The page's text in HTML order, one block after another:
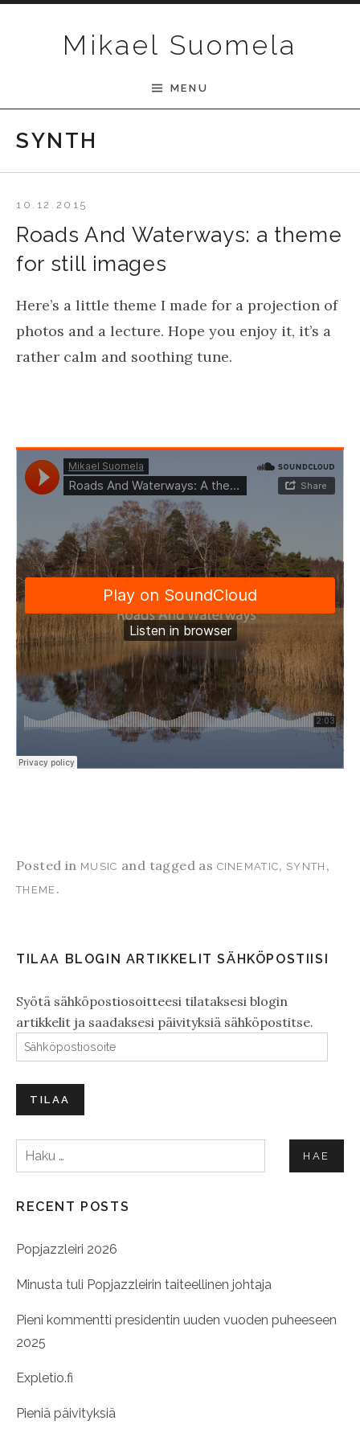
Mikael Suomela
MENU
SYNTH
Roads And Waterways: a theme
for still images
10.12.2015
Here’s a little theme I made for a projection of
photos and a lecture. Hope you enjoy it, it’s a
rather calm and soothing tune.
Posted in MUSIC and tagged as CINEMATIC, SYNTH ,
THEME .
TILAA BLOGIN ARTIKKELIT SÄHKÖPOSTIISI
Syötä sähköpostiosoitteesi tilataksesi blogin
artikkelit ja saadaksesi päivityksiä sähköpostitse.
Sähköpostiosoite
TILAA
Haku:
RECENT POSTS
Popjazzleiri 2026
Minusta tuli Popjazzleirin taiteellinen johtaja
Pieni kommentti presidentin uuden vuoden puheeseen
2025
Expletio.fi
Pieniä päivityksiä